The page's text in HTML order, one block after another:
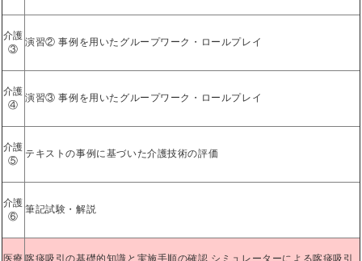
介護
③
演習② 事例を用いたグループワーク・ロールプレイ
介護
④
演習③ 事例を用いたグループワーク・ロールプレイ
介護
⑤
テキストの事例に基づいた介護技術の評価
介護
⑥
筆記試験・解説
医療 喀痰吸引の基礎的知識と実施手順の確認 シミュレーターによる喀痰吸引